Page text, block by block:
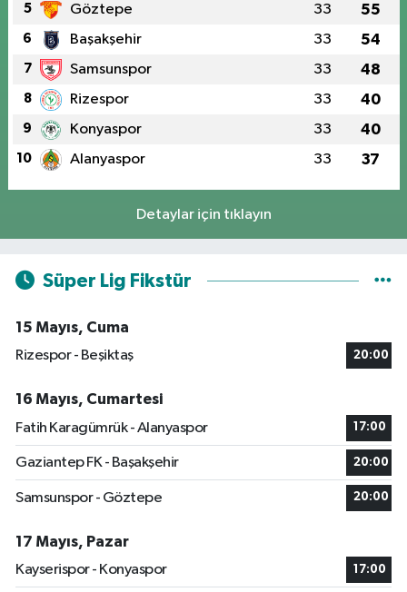
5 Göztepe 33 55
6 Başakşehir 33 54
7 Samsunspor 33 48
8 Rizespor 33 40
9 Konyaspor 33 40
10 Alanyaspor 33 37
Detaylar için tıklayın
Süper Lig Fikstür
15 Mayıs, Cuma
Rizespor - Beşiktaş
20:00
16 Mayıs, Cumartesi
Fatih Karagümrük - Alanyaspor
17:00
Gaziantep FK - Başakşehir 20:00
Samsunspor - Göztepe 20:00
17 Mayıs, Pazar
Kayserispor - Konyaspor
17:00